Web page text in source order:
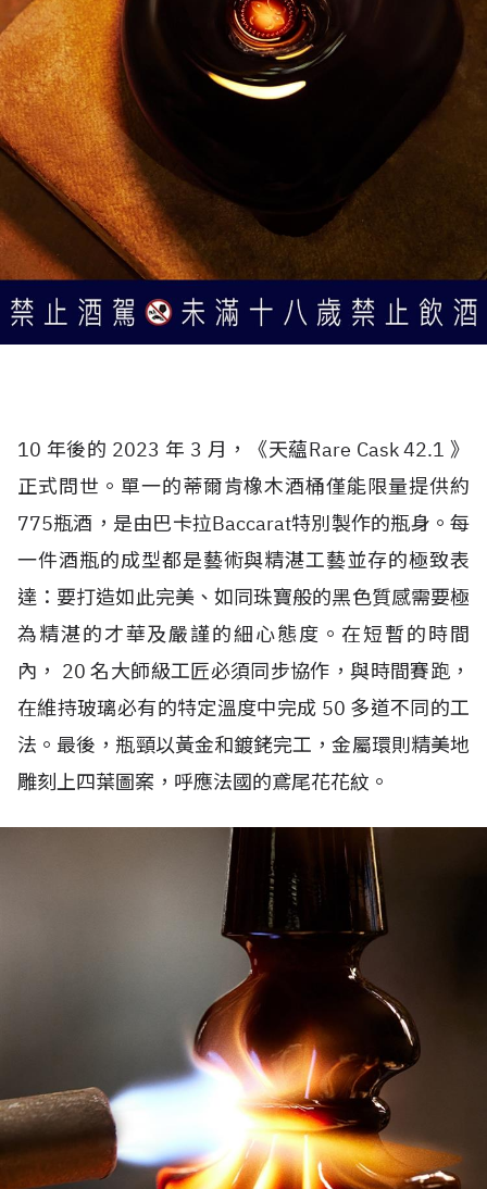
10 年後的 2023 年 3 月，《天蘊Rare Cask 42.1 》
正式問世。單一的蒂爾肯橡木酒桶僅能限量提供約
775瓶酒，是由巴卡拉Baccarat特別製作的瓶身。每
一件酒瓶的成型都是藝術與精湛工藝並存的極致表
達：要打造如此完美、如同珠寶般的黑色質感需要極
為精湛的才華及嚴謹的細心態度。在短暫的時間
內， 20 名大師級工匠必須同步協作，與時間賽跑，
在維持玻璃必有的特定溫度中完成 50 多道不同的工
法。最後，瓶頸以黃金和鍍銠完工，金屬環則精美地
雕刻上四葉圖案，呼應法國的鳶尾花花紋。